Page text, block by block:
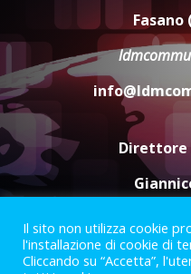
7
US
7
Fasano
Direttore
Termini e
Il sito non utilizza cookie
l'installazione di cookie di
Cliccando su “Accetta”,